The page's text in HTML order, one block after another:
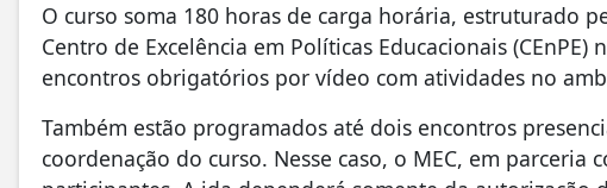
O curso soma 180 horas de carga horária, estruturado
Centro de Excelência em Políticas Educacionais
encontros obrigatórios por vídeo com atividades no
Também estão programados até dois encontros
coordenação do curso. Nesse caso, o MEC, em parceria